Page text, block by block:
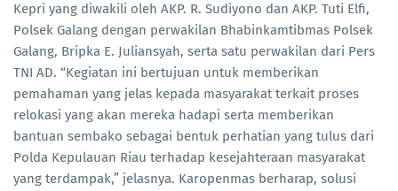
Kepri yang diwakili oleh AKP. R. Sudiyono dan AKP. Tuti Elfi,
Polsek Galang dengan perwakilan Bhabinkamtibmas Polsek
Galang, Bripka E. Juliansyah, serta satu perwakilan dari Pers
TNI AD. “Kegiatan ini bertujuan untuk memberikan
pemahaman yang jelas kepada masyarakat terkait proses
relokasi yang akan mereka hadapi serta memberikan
bantuan sembako sebagai bentuk perhatian yang tulus dari
Polda Kepulauan Riau terhadap kesejahteraan masyarakat
yang terdampak,” jelasnya. Karopenmas berharap, solusi